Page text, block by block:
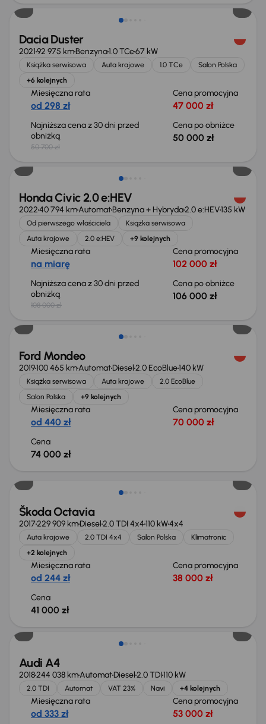
Dacia Duster
202192 975 kmBenzyna1.0 TCe67 kW
Książka serwisowa Auta krajowe 1.0 TCe
Salon Polska
+6 kolejnych
Miesięczna rata
od 298 zł
Cena promocyjna
47 000 zł
Najniższa cena z 30 dni przed
obniżką
50 700 zł
Cena po obniżce
50 000 zł
Taniej o 2 000 zł
Honda Civic 2.0 e:HEV
202240 794 kmAutomatBenzyna + Hybryda2.0 e:HEV135 kW
Od pierwszego właściciela
Książka serwisowa
Auta krajowe
2.0 e:HEV +9 kolejnych
Miesięczna rata
na miarę
Cena promocyjna
102 000 zł
Najniższa cena z 30 dni przed
obniżką
108 000 zł
Cena po obniżce
106 000 zł
Ford Mondeo
2019100 465 kmAutomatDiesel2.0 EcoBlue140 kW
Książka serwisowa Auta krajowe
2.0 EcoBlue
Salon Polska
+9 kolejnych
Miesięczna rata
od 440 zł
Cena promocyjna
70 000 zł
Cena
74 000 zł
Škoda Octavia
2017229 909 kmDiesel2.0 TDI 4x4110 kW4x4
Auta krajowe 2.0 TDI 4x4 Salon Polska
Klimatronic
+2 kolejnych
Miesięczna rata
od 244 zł
Cena promocyjna
38 000 zł
Cena
41 000 zł
Audi A4
2018244 038 kmAutomatDiesel2.0 TDI110 kW
2.0 TDI Automat VAT 23% Navi +4 kolejnych
Miesięczna rata
od 333 zł
Cena promocyjna
53 000 zł